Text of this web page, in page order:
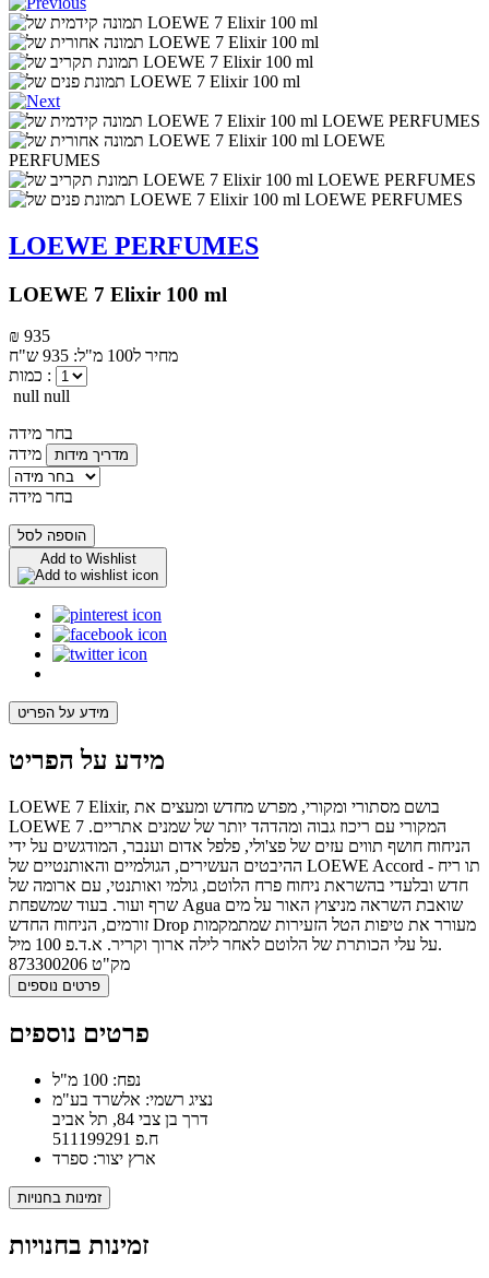
LOEWE PERFUMES
LOEWE 7 Elixir 100 ml
₪ 935
מחיר ל100 מ"ל: 935 ש"ח
כמות :
null null
בחר מידה
מידה
מדריך מידות
בחר מידה
הוספה לסל
Add to Wishlist
מידע על הפריט
מידע על הפריט
LOEWE 7 Elixir, בושם מסתורי ומקורי, מפרש מחדש ומעצים את
LOEWE 7 המקורי עם ריכוז גבוה ומהדהד יותר של שמנים אתריים.
הניחוח חושף תווים עזים של פצ'ולי, פלפל אדום וענבר, המודגשים על ידי
ההיבטים העשירים, הגולמיים והאותנטיים של LOEWE Accord - תו ריח
חדש ובלעדי בהשראת ניחוח פרח הלוטם, גולמי ואותנטי, עם ארומה של
שרף ועור. בעוד שמשפחת Agua שואבת השראה מניצוץ האור על מים
זורמים, הניחוח החדש Drop מעורר את טיפות הטל הזעירות שמתמקמות
על עלי הכותרת של הלוטם לאחר לילה ארוך וקריר. א.ד.פ 100 מיל.
מק"ט 873300206
פרטים נוספים
פרטים נוספים
נפח: 100 מ"ל
נציג רשמי: אלשרד בע"מ
דרך בן צבי 84, תל אביב
ח.פ 511199291
ארץ יצור: ספרד
זמינות בחנויות
זמינות בחנויות